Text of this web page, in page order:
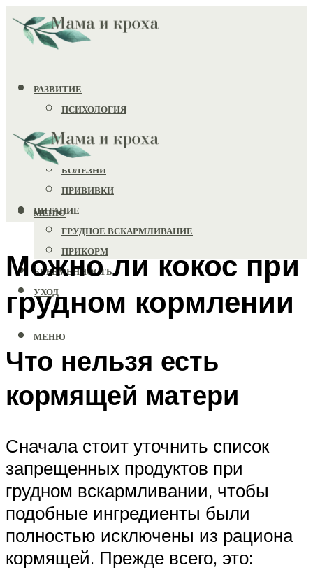
РАЗВИТИЕ
ПСИХОЛОГИЯ
ИГРУШКИ
ЗДОРОВЬЕ
БОЛЕЗНИ
ПРИВИВКИ
ПИТАНИЕ
ГРУДНОЕ ВСКАРМЛИВАНИЕ
ПРИКОРМ
БЕРЕМЕННОСТЬ
УХОД
МЕНЮ
МЕНЮ
Можно ли кокос при
грудном кормлении
Что нельзя есть
кормящей матери
Сначала стоит уточнить список
запрещенных продуктов при
грудном вскармливании, чтобы
подобные ингредиенты были
полностью исключены из рациона
кормящей. Прежде всего, это: